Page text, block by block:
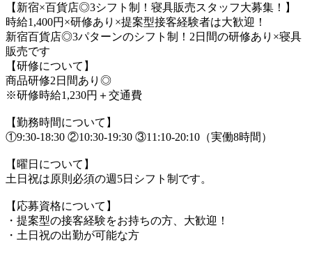
【新宿×百貨店◎3シフト制！寝具販売スタッフ大募集！】
時給1,400円×研修あり×提案型接客経験者は大歓迎！
新宿百貨店◎3パターンのシフト制！2日間の研修あり×寝具
販売です
【研修について】
商品研修2日間あり◎
※研修時給1,230円＋交通費
【勤務時間について】
①9:30-18:30 ②10:30-19:30 ③11:10-20:10（実働8時間）
【曜日について】
土日祝は原則必須の週5日シフト制です。
【応募資格について】
・提案型の接客経験をお持ちの方、大歓迎！
・土日祝の出勤が可能な方